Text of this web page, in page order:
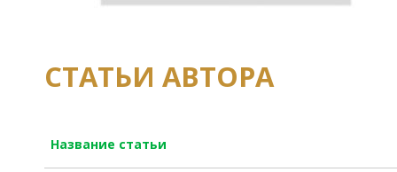
СТАТЬИ АВТОРА
Название статьи